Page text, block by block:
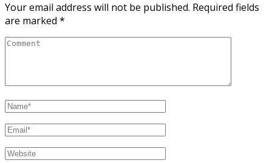
Your email address will not be published. Required fields
are marked *